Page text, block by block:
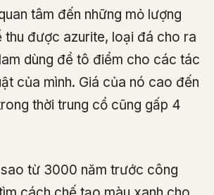
tâm đến những mỏ lượng
thu được azurite, loại đá cho ra
dùng để tô điểm cho các tác
của mình. Giá của nó cao đến
thời trung cổ cũng gấp 4
từ 3000 năm trước công